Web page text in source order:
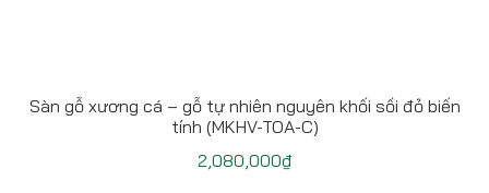
Sàn gỗ xương cá – gỗ tự nhiên nguyên khối sồi đỏ biến
tính (MKHV-TOA-C)
2,080,000₫